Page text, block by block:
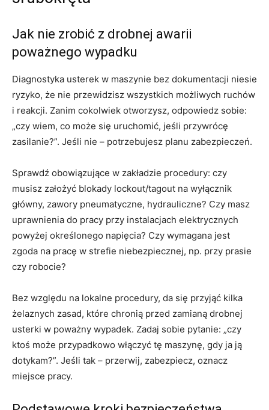
Jak nie zrobić z drobnej awarii
poważnego wypadku
Diagnostyka usterek w maszynie bez dokumentacji niesie
ryzyko, że nie przewidzisz wszystkich możliwych ruchów
i reakcji. Zanim cokolwiek otworzysz, odpowiedz sobie:
„czy wiem, co może się uruchomić, jeśli przywrócę
zasilanie?”. Jeśli nie – potrzebujesz planu zabezpieczeń.
Sprawdź obowiązujące w zakładzie procedury: czy
musisz założyć blokady lockout/tagout na wyłącznik
główny, zawory pneumatyczne, hydrauliczne? Czy masz
uprawnienia do pracy przy instalacjach elektrycznych
powyżej określonego napięcia? Czy wymagana jest
zgoda na pracę w strefie niebezpiecznej, np. przy prasie
czy robocie?
Bez względu na lokalne procedury, da się przyjąć kilka
żelaznych zasad, które chronią przed zamianą drobnej
usterki w poważny wypadek. Zadaj sobie pytanie: „czy
ktoś może przypadkowo włączyć tę maszynę, gdy ja ją
dotykam?”. Jeśli tak – przerwij, zabezpiecz, oznacz
miejsce pracy.